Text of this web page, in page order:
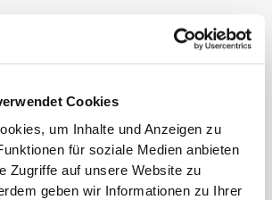
Cookies
um Inhalte und Anzeigen zu
für soziale Medien anbieten
Zugriffe auf unsere Website zu
geben wir Informationen zu Ihrer
Athleisure Shorts mit
CHF 44.65
IronMode Shorts